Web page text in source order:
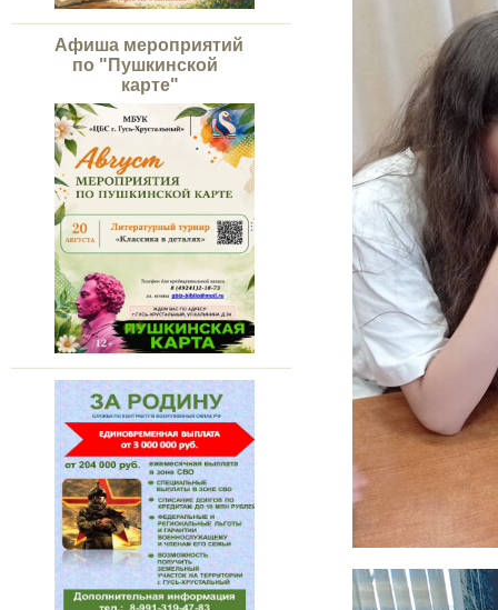
Афиша мероприятий
по "Пушкинской
карте"